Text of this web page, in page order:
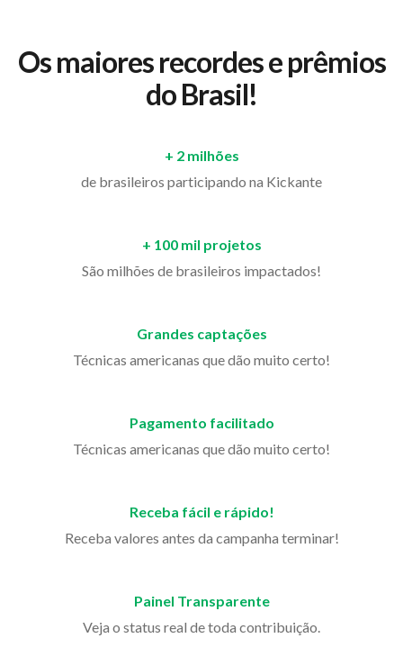
Os maiores recordes e prêmios
do Brasil!
+ 2 milhões
de brasileiros participando na Kickante
+ 100 mil projetos
São milhões de brasileiros impactados!
Grandes captações
Técnicas americanas que dão muito certo!
Pagamento facilitado
Técnicas americanas que dão muito certo!
Receba fácil e rápido!
Receba valores antes da campanha terminar!
Painel Transparente
Veja o status real de toda contribuição.